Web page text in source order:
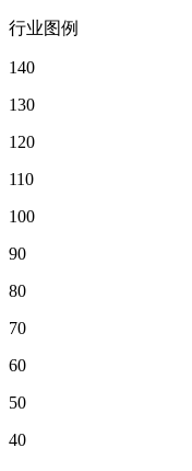
行业图例
140
130
120
110
100
90
80
70
60
50
40